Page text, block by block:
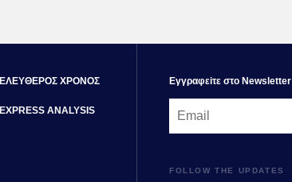
ΕΛΕΥΘΕΡΟΣ ΧΡΟΝΟΣ
EXPRESS ANALYSIS
FOLLOW THE UPDATES
Εγγραφεiτε στο Newsletter